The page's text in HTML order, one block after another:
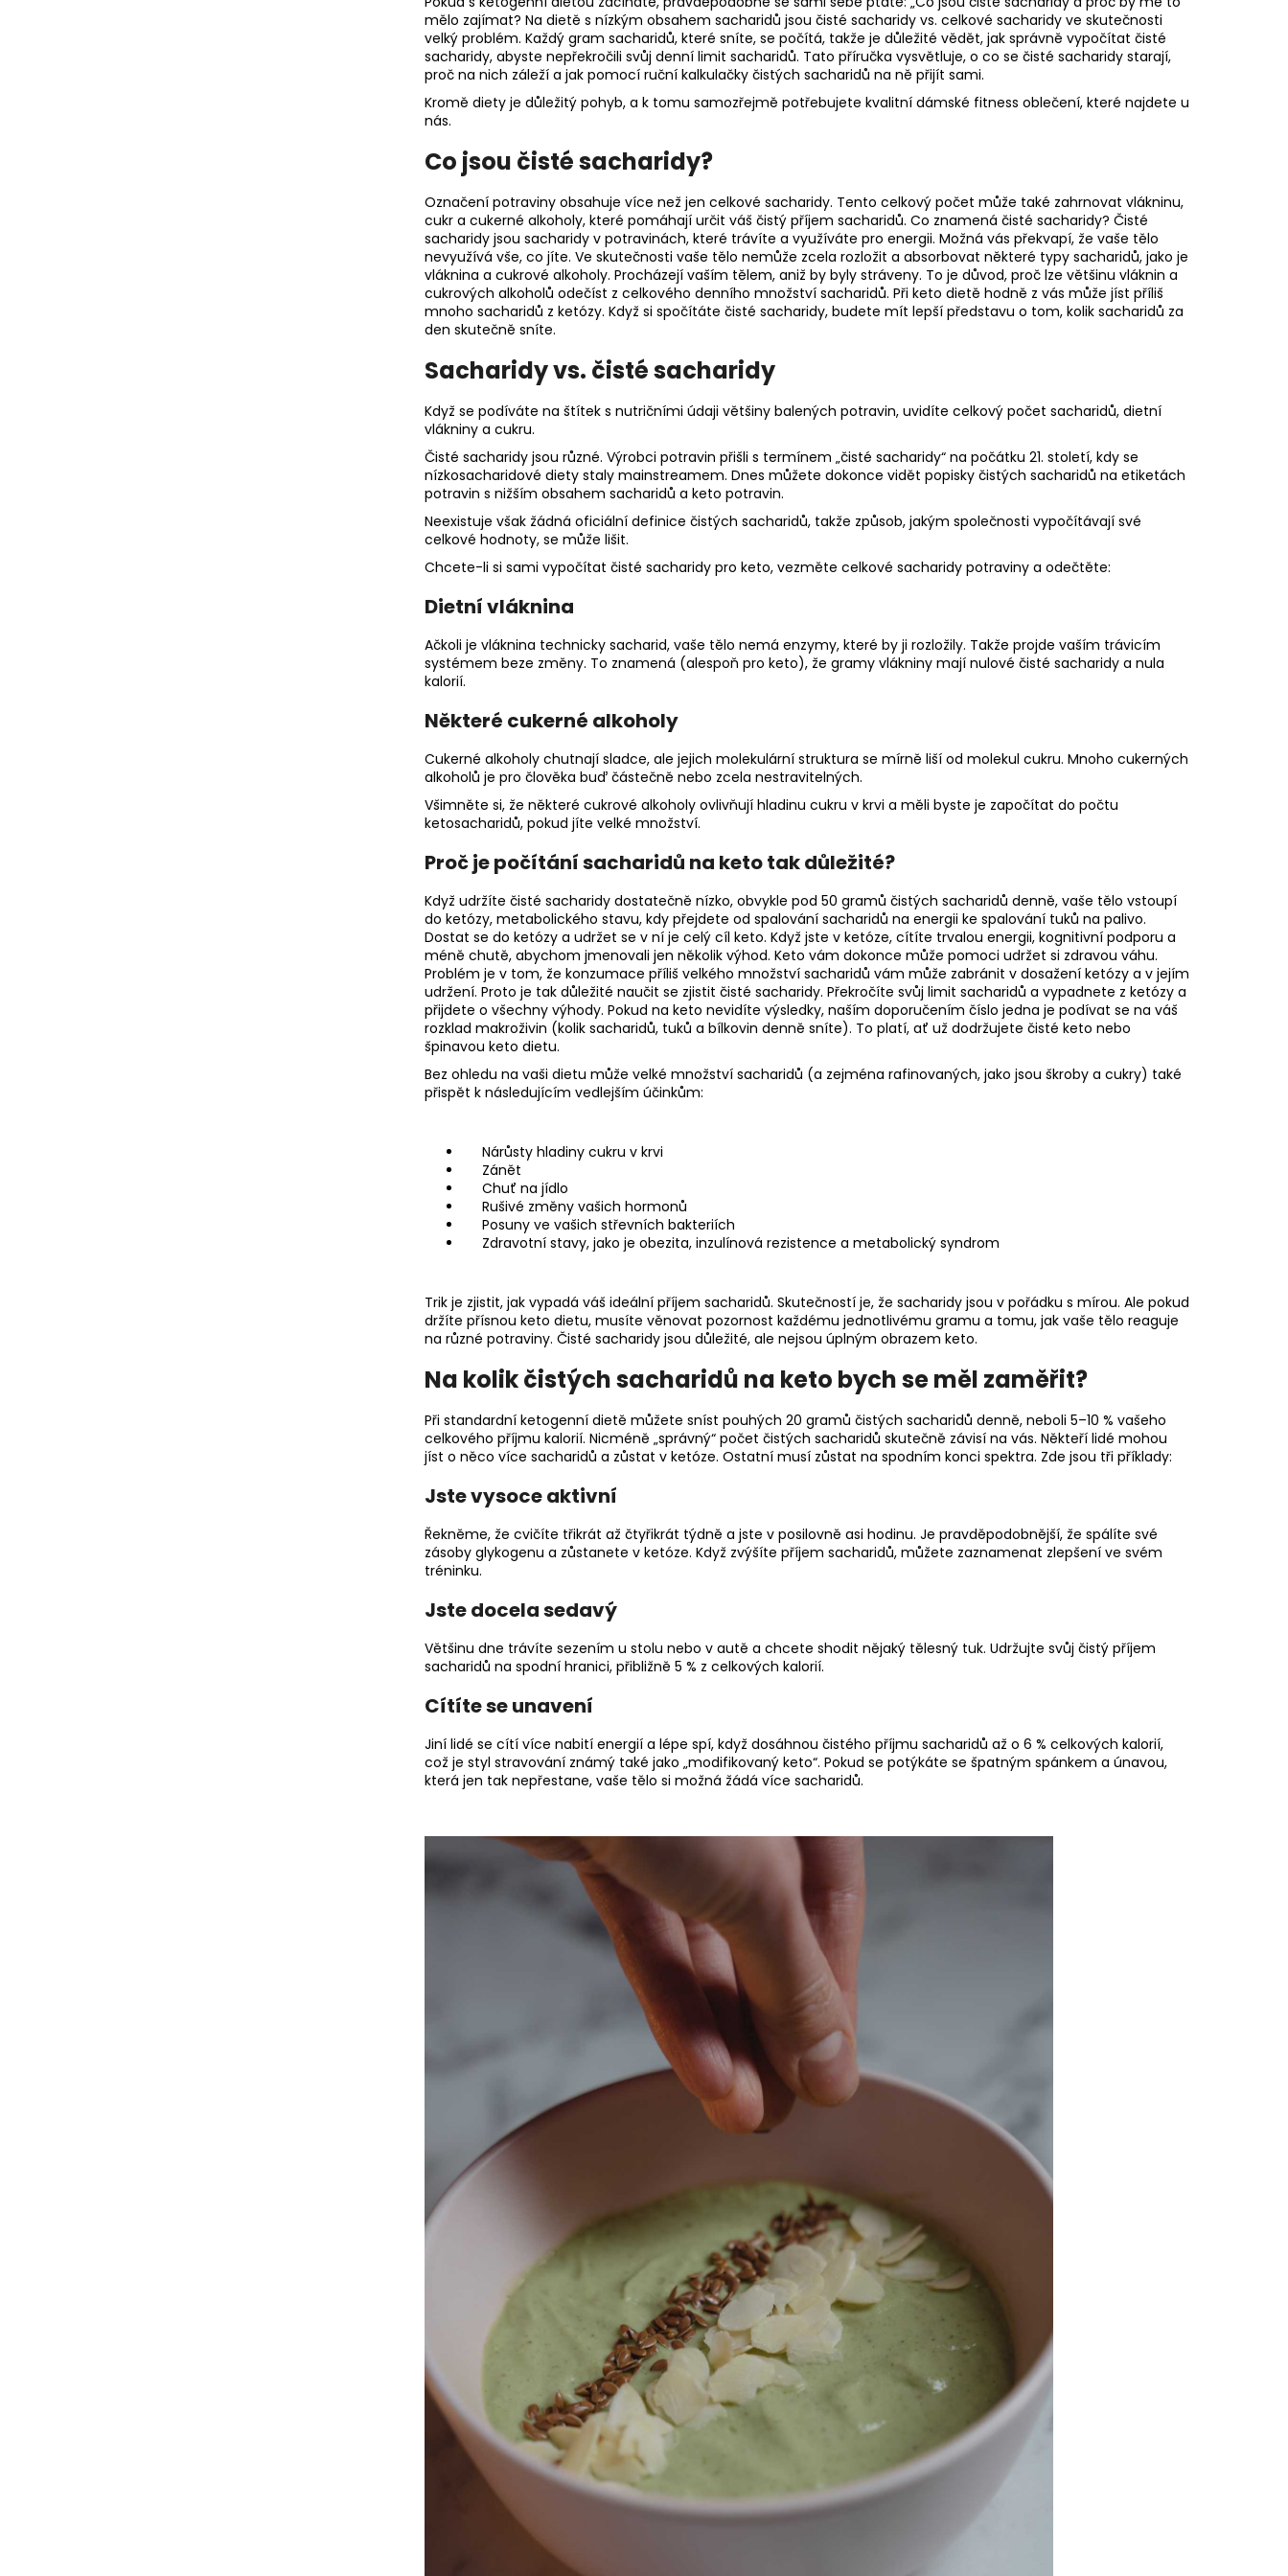
mělo zajímat? Na dietě s nízkým obsahem sacharidů jsou čisté sacharidy vs. celkové sacharidy ve skutečnosti
velký problém. Každý gram sacharidů, které sníte, se počítá, takže je důležité vědět, jak správně vypočítat čisté
sacharidy, abyste nepřekročili svůj denní limit sacharidů. Tato příručka vysvětluje, o co se čisté sacharidy starají,
proč na nich záleží a jak pomocí ruční kalkulačky čistých sacharidů na ně přijít sami.
Kromě diety je důležitý pohyb, a k tomu samozřejmě potřebujete kvalitní dámské fitness oblečení, které najdete u
nás.
Co jsou čisté sacharidy?
Označení potraviny obsahuje více než jen celkové sacharidy. Tento celkový počet může také zahrnovat vlákninu,
cukr a cukerné alkoholy, které pomáhají určit váš čistý příjem sacharidů. Co znamená čisté sacharidy? Čisté
sacharidy jsou sacharidy v potravinách, které trávíte a využíváte pro energii. Možná vás překvapí, že vaše tělo
nevyužívá vše, co jíte. Ve skutečnosti vaše tělo nemůže zcela rozložit a absorbovat některé typy sacharidů, jako je
vláknina a cukrové alkoholy. Procházejí vaším tělem, aniž by byly stráveny. To je důvod, proč lze většinu vláknin a
cukrových alkoholů odečíst z celkového denního množství sacharidů. Při keto dietě hodně z vás může jíst příliš
mnoho sacharidů z ketózy. Když si spočítáte čisté sacharidy, budete mít lepší představu o tom, kolik sacharidů za
den skutečně sníte.
Sacharidy vs. čisté sacharidy
Když se podíváte na štítek s nutričními údaji většiny balených potravin, uvidíte celkový počet sacharidů, dietní
vlákniny a cukru.
Čisté sacharidy jsou různé. Výrobci potravin přišli s termínem „čisté sacharidy“ na počátku 21. století, kdy se
nízkosacharidové diety staly mainstreamem. Dnes můžete dokonce vidět popisky čistých sacharidů na etiketách
potravin s nižším obsahem sacharidů a keto potravin.
Neexistuje však žádná oficiální definice čistých sacharidů, takže způsob, jakým společnosti vypočítávají své
celkové hodnoty, se může lišit.
Chcete-li si sami vypočítat čisté sacharidy pro keto, vezměte celkové sacharidy potraviny a odečtěte:
Dietní vláknina
Ačkoli je vláknina technicky sacharid, vaše tělo nemá enzymy, které by ji rozložily. Takže projde vaším trávicím
systémem beze změny. To znamená (alespoň pro keto), že gramy vlákniny mají nulové čisté sacharidy a nula
kalorií.
Některé cukerné alkoholy
Cukerné alkoholy chutnají sladce, ale jejich molekulární struktura se mírně liší od molekul cukru. Mnoho cukerných
alkoholů je pro člověka buď částečně nebo zcela nestravitelných.
Všimněte si, že některé cukrové alkoholy ovlivňují hladinu cukru v krvi a měli byste je započítat do počtu
ketosacharidů, pokud jíte velké množství.
Proč je počítání sacharidů na keto tak důležité?
Když udržíte čisté sacharidy dostatečně nízko, obvykle pod 50 gramů čistých sacharidů denně, vaše tělo vstoupí
do ketózy, metabolického stavu, kdy přejdete od spalování sacharidů na energii ke spalování tuků na palivo.
Dostat se do ketózy a udržet se v ní je celý cíl keto. Když jste v ketóze, cítíte trvalou energii, kognitivní podporu a
méně chutě, abychom jmenovali jen několik výhod. Keto vám dokonce může pomoci udržet si zdravou váhu.
Problém je v tom, že konzumace příliš velkého množství sacharidů vám může zabránit v dosažení ketózy a v jejím
udržení. Proto je tak důležité naučit se zjistit čisté sacharidy. Překročíte svůj limit sacharidů a vypadnete z ketózy a
přijdete o všechny výhody. Pokud na keto nevidíte výsledky, naším doporučením číslo jedna je podívat se na váš
rozklad makroživin (kolik sacharidů, tuků a bílkovin denně sníte). To platí, ať už dodržujete čisté keto nebo
špinavou keto dietu.
Bez ohledu na vaši dietu může velké množství sacharidů (a zejména rafinovaných, jako jsou škroby a cukry) také
přispět k následujícím vedlejším účinkům:
Nárůsty hladiny cukru v krvi
Zánět
Chuť na jídlo
Rušivé změny vašich hormonů
Posuny ve vašich střevních bakteriích
Zdravotní stavy, jako je obezita, inzulínová rezistence a metabolický syndrom
Trik je zjistit, jak vypadá váš ideální příjem sacharidů. Skutečností je, že sacharidy jsou v pořádku s mírou. Ale pokud
držíte přísnou keto dietu, musíte věnovat pozornost každému jednotlivému gramu a tomu, jak vaše tělo reaguje
na různé potraviny. Čisté sacharidy jsou důležité, ale nejsou úplným obrazem keto.
Na kolik čistých sacharidů na keto bych se měl zaměřit?
Při standardní ketogenní dietě můžete sníst pouhých 20 gramů čistých sacharidů denně, neboli 5–10 % vašeho
celkového příjmu kalorií. Nicméně „správný“ počet čistých sacharidů skutečně závisí na vás. Někteří lidé mohou
jíst o něco více sacharidů a zůstat v ketóze. Ostatní musí zůstat na spodním konci spektra. Zde jsou tři příklady:
Jste vysoce aktivní
Řekněme, že cvičíte třikrát až čtyřikrát týdně a jste v posilovně asi hodinu. Je pravděpodobnější, že spálíte své
zásoby glykogenu a zůstanete v ketóze. Když zvýšíte příjem sacharidů, můžete zaznamenat zlepšení ve svém
tréninku.
Jste docela sedavý
Většinu dne trávíte sezením u stolu nebo v autě a chcete shodit nějaký tělesný tuk. Udržujte svůj čistý příjem
sacharidů na spodní hranici, přibližně 5 % z celkových kalorií.
Cítíte se unavení
Jiní lidé se cítí více nabití energií a lépe spí, když dosáhnou čistého příjmu sacharidů až o 6 % celkových kalorií,
což je styl stravování známý také jako „modifikovaný keto“. Pokud se potýkáte se špatným spánkem a únavou,
která jen tak nepřestane, vaše tělo si možná žádá více sacharidů.